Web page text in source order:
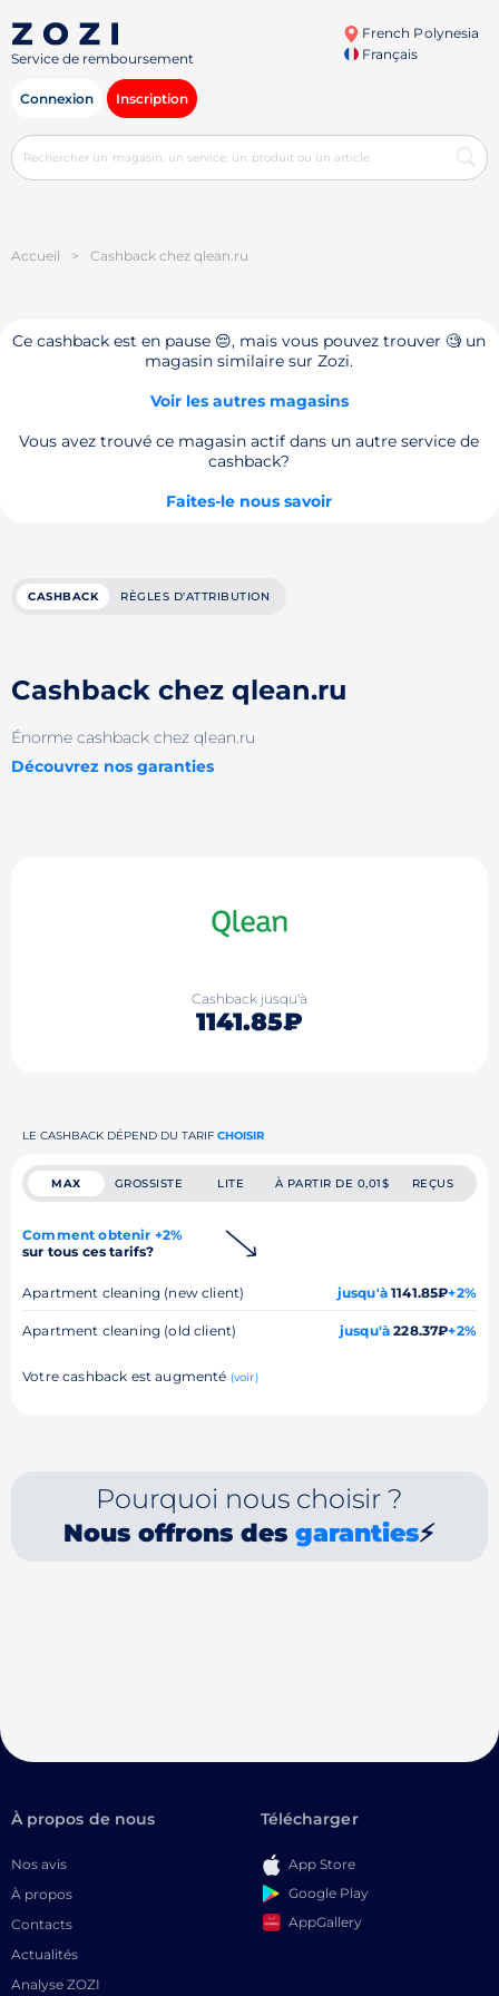
Service de remboursement
French Polynesia
Français
Connexion Inscription
Accueil > Cashback chez qlean.ru
Ce cashback est en pause 😔, mais vous pouvez trouver 🧐 un
magasin similaire sur Zozi.
Voir les autres magasins
Vous avez trouvé ce magasin actif dans un autre service de
cashback?
Faites-le nous savoir
CASHBACK RÈGLES D'ATTRIBUTION
Cashback chez qlean.ru
Énorme cashback chez qlean.ru
Découvrez nos garanties
Cashback jusqu'à
1141.85₽
LE CASHBACK DÉPEND DU TARIF CHOISIR
MAX GROSSISTE LITE À PARTIR DE 0,01$ REÇUS
Comment obtenir +2%
sur tous ces tarifs?
Apartment cleaning (new client) jusqu'à1141.85₽+2%
Apartment cleaning (old client) jusqu'à 228.37₽+2%
Votre cashback est augmenté (voir)
Pourquoi nous choisir ?
Nous offrons desgaranties⚡
À propos de nous
Nos avis
À propos
Contacts
Actualités
Analyse ZOZI
Télécharger
App Store
Google Play
AppGallery